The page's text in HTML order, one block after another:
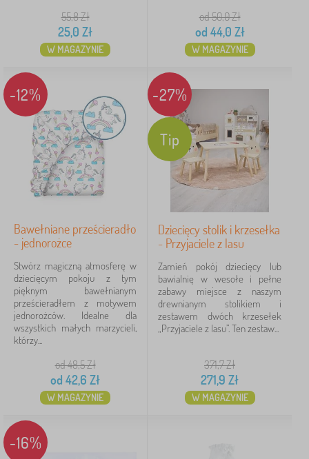
55,8Zł
25,0 Zł
W MAGAZYNIE
od 50,0Zł
od 44,0 Zł
W MAGAZYNIE
-12%
Bawełniane prześcieradło
- jednorożce
Stwórz magiczną atmosferę w
dziecięcym pokoju z tym
pięknym bawełnianym
prześcieradłem z motywem
jednorożców. Idealne dla
wszystkich małych marzycieli,
którzy...
od 48,5Zł
od 42,6 Zł
W MAGAZYNIE
-27%
Tip
Dziecięcy stolik i krzesełka
- Przyjaciele z lasu
Zamień pokój dziecięcy lub
bawialnię w wesołe i pełne
zabawy miejsce z naszym
drewnianym stolikiem i
zestawem dwóch krzesełek
„Przyjaciele z lasu”. Ten zestaw...
371,7Zł
271,9 Zł
W MAGAZYNIE
-16%